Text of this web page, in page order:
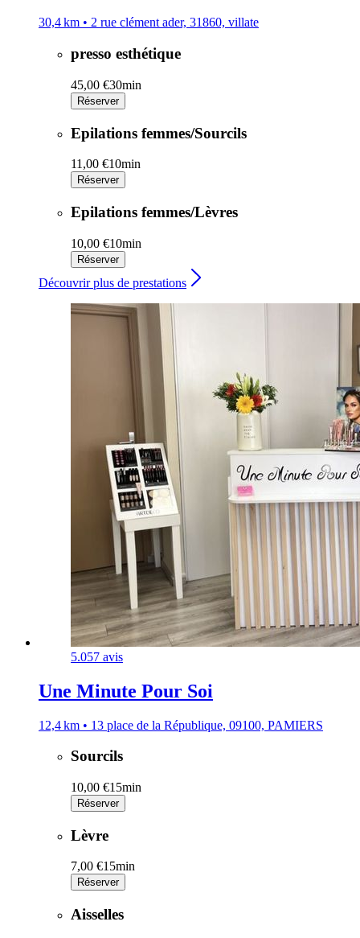
30,4 km • 2 rue clément ader, 31860, villate
presso esthétique
45,00 €30min
Réserver
Epilations femmes/Sourcils
11,00 €10min
Réserver
Epilations femmes/Lèvres
10,00 €10min
Réserver
Découvrir plus de prestations
5.057 avis
Une Minute Pour Soi
12,4 km • 13 place de la République, 09100, PAMIERS
Sourcils
10,00 €15min
Réserver
Lèvre
7,00 €15min
Réserver
Aisselles